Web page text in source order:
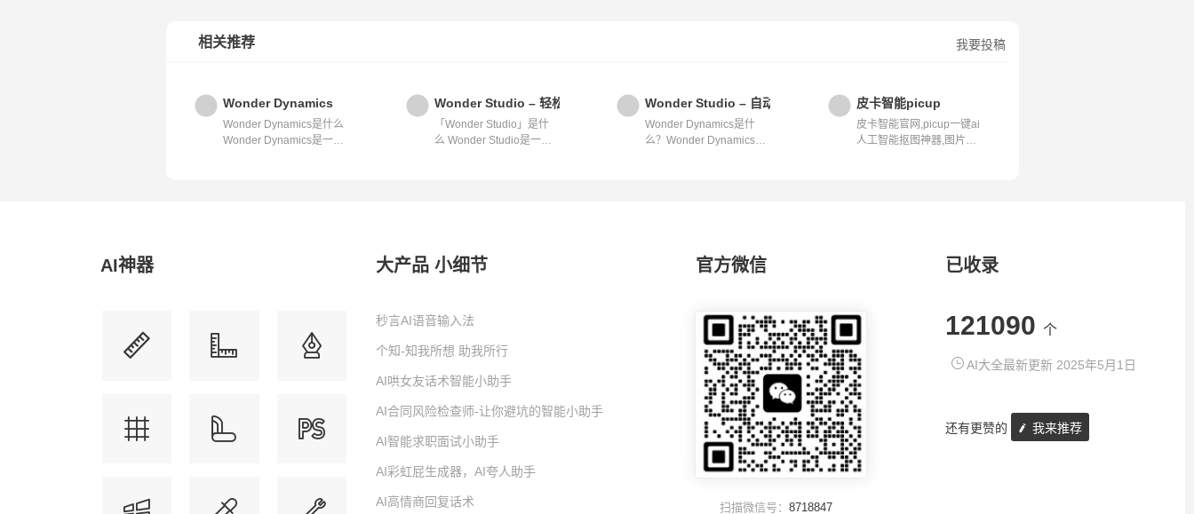
我要投稿
相关推荐
Wonder Dynamics
Wonder Dynamics是什么
Wonder Dynamics是一款
Wonder Studio – 轻松实现AI动画合成
「Wonder Studio」是什
么 Wonder Studio是一款
Wonder Studio – 自动将CG角色动画化、灯光化合成为真人场景
Wonder Dynamics是什
么？Wonder Dynamics提
皮卡智能picup
皮卡智能官网,picup一键ai
人工智能抠图神器,图片视
AI神器 大产品 小细节
秒言AI语音输入法
个知-知我所想 助我所行
AI哄女友话术智能小助手
AI合同风险检查师-让你避坑的智能小助手
AI智能求职面试小助手
AI彩虹屁生成器，AI夸人助手
AI高情商回复话术
官方微信
扫描微信号：8718847
已收录
121090 个
AI大全最新更新 2025年5月1日
还有更赞的 我来推荐